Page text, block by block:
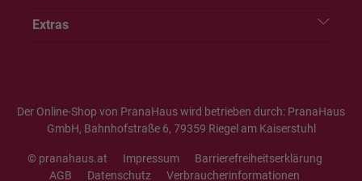
Extras
Der Online-Shop von PranaHaus wird betrieben durch: PranaHaus
GmbH, Bahnhofstraße 6, 79359 Riegel am Kaiserstuhl
© pranahaus.at Impressum
Barrierefreiheitserklärung
AGB
Datenschutz Verbraucherinformationen